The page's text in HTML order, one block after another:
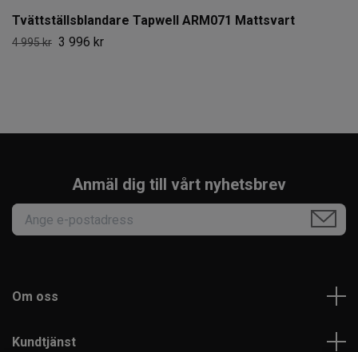
Tvättställsblandare Tapwell ARM071 Mattsvart
4 995 kr 3 996 kr
Anmäl dig till vårt nyhetsbrev
Om oss
Kundtjänst